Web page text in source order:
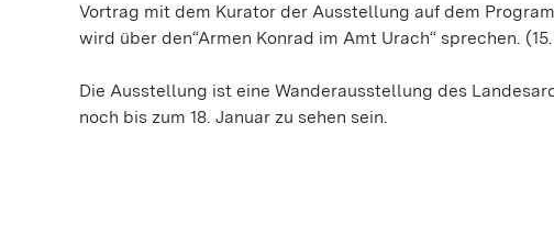
Vortrag mit dem Kurator der Ausstellung auf dem
wird über den“Armen Konrad im Amt Urach“ sprechen.
Die Ausstellung ist eine Wanderausstellung des
noch bis zum 18. Januar zu sehen sein.